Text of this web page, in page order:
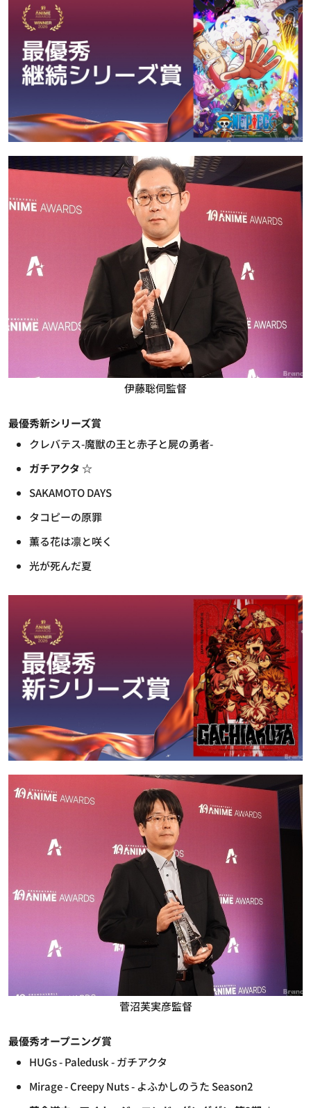
伊藤聡伺監督
最優秀新シリーズ賞
クレバテス-魔獣の王と赤子と屍の勇者-
ガチアクタ ☆
SAKAMOTO DAYS
タコピーの原罪
薫る花は凛と咲く
光が死んだ夏
菅沼芙実彦監督
最優秀オープニング賞
HUGs - Paledusk - ガチアクタ
Mirage - Creepy Nuts - よふかしのうた Season2